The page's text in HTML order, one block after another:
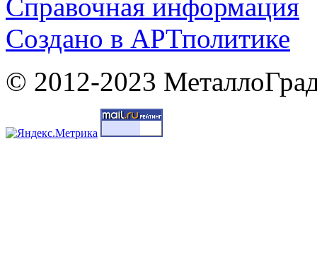
Справочная информация
Cоздано в АРТполитике
© 2012-2023